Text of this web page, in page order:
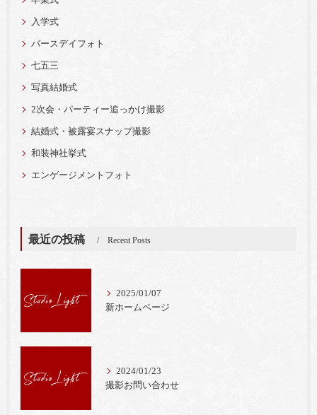
入学式
バースデイフォト
七五三
写真結婚式
2次会・パーティー追っかけ撮影
結婚式・被露宴スナップ撮影
和装神社挙式
エンゲージメントフォト
最近の投稿 Recent Posts
2025/01/07
新ホームページ
2024/01/23
撮影お問い合わせ